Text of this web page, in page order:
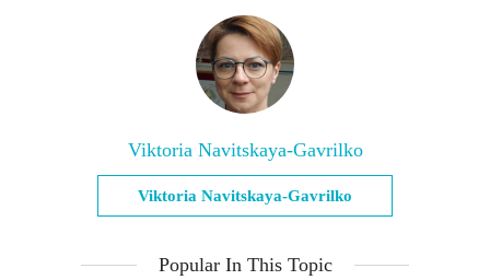
Viktoria Navitskaya-Gavrilko
Viktoria Navitskaya-Gavrilko
Popular In This Topic